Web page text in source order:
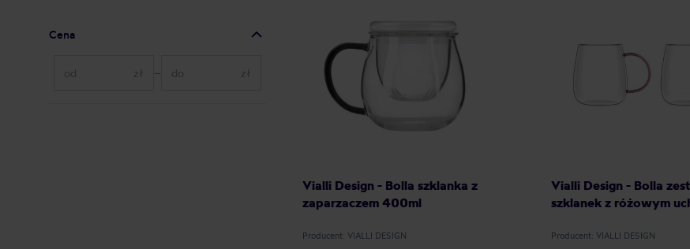
Cena
zł – zł
Vialli Design - Bolla szklanka z
zaparzaczem 400ml
Producent: VIALLI DESIGN
Vialli Design - Bolla
szklanek z różowym
Producent: VIALLI DESIGN